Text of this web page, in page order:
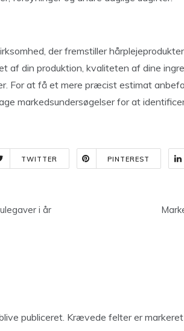
der fremstiller
af din produktion, kvaliteten af dine
For at få et mere præcist estimat
markedsundersøgelser for at
TWITTER PINTEREST
i år
publiceret. Krævede felter er